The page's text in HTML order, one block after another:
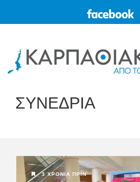
ΣΥΝΕΔΡΙΑ
3 ΧΡΌΝΙΑ ΠΡΙΝ